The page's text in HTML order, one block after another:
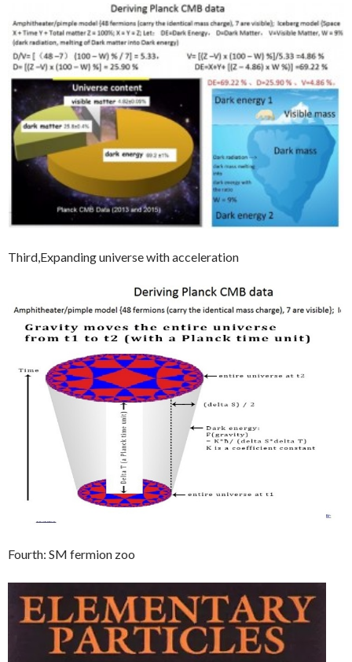
Third,Expanding universe with acceleration
Fourth: SM fermion zoo